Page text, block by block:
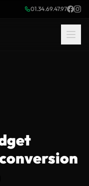
01.34.69.47.97